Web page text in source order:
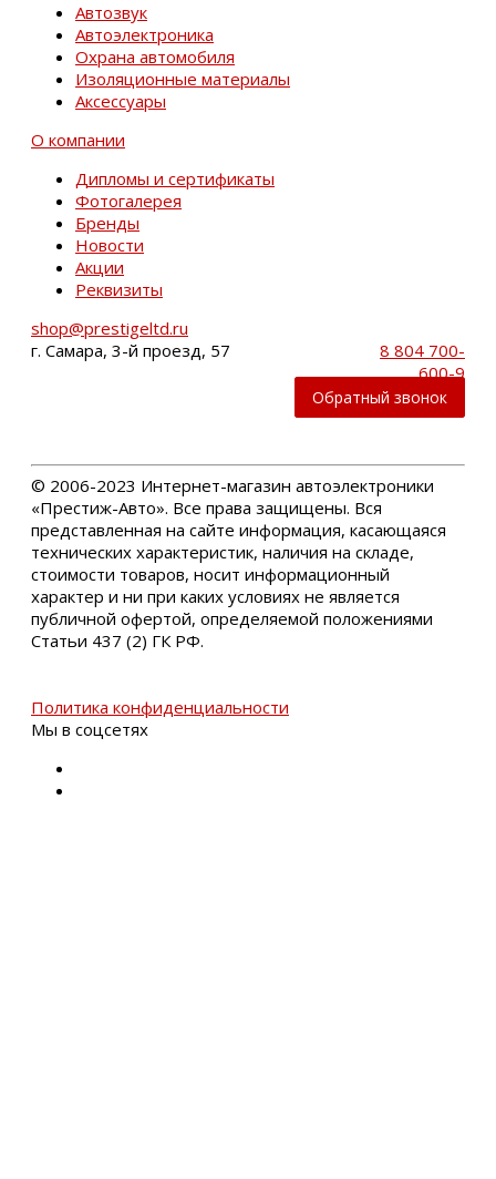
Автозвук
Автоэлектроника
Охрана автомобиля
Изоляционные материалы
Аксессуары
О компании
Дипломы и сертификаты
Фотогалерея
Бренды
Новости
Акции
Реквизиты
shop@prestigeltd.ru
г. Самара, 3-й проезд, 57
8 804 700-
600-9
Обратный звонок
© 2006-2023 Интернет-магазин автоэлектроники
«Престиж-Авто». Все права защищены. Вся
представленная на сайте информация, касающаяся
технических характеристик, наличия на складе,
стоимости товаров, носит информационный
характер и ни при каких условиях не является
публичной офертой, определяемой положениями
Статьи 437 (2) ГК РФ.
Политика конфиденциальности
Мы в соцсетях